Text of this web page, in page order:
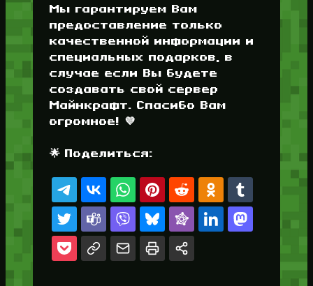
Мы гарантируем Вам
предоставление только
качественной информации и
специальных подарков, в
случае если Вы будете
создавать свой сервер
Майнкрафт. Спасибо Вам
огромное! 💜
🌟 Поделиться: